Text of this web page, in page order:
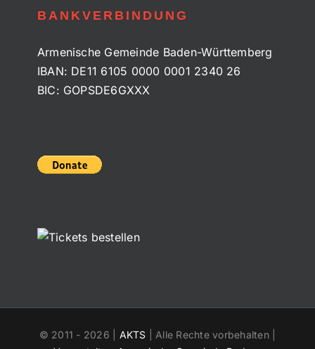
BANKVERBINDUNG
Armenische Gemeinde Baden-Württemberg
IBAN: DE11 6105 0000 0001 2340 26
BIC: GOPSDE6GXXX
© 2011 - 2026 | AKTS | Alle Rechte vorbehalten |